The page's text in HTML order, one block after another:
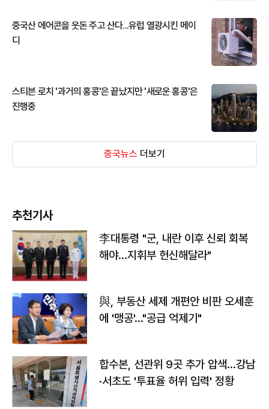
중국산 에어콘을 웃돈 주고 산다...유럽 열광시킨 메이
디
스티븐 로치 '과거의 홍콩'은 끝났지만 '새로운 홍콩'은
진행중
중국뉴스 더보기
추천기사
李대통령 "군, 내란 이후 신뢰 회복
해야…지휘부 헌신해달라"
與, 부동산 세제 개편안 비판 오세훈
에 '맹공'…"공급 억제기"
합수본, 선관위 9곳 추가 압색…강남
·서초도 '투표율 허위 입력' 정황